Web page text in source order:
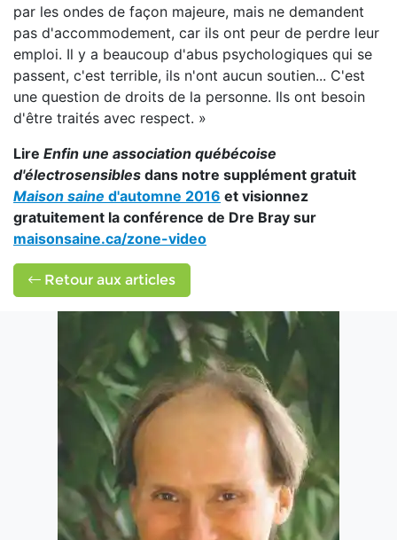
par les ondes de façon majeure, mais ne demandent
pas d'accommodement, car ils ont peur de perdre leur
emploi. Il y a beaucoup d'abus psychologiques qui se
passent, c'est terrible, ils n'ont aucun soutien... C'est
une question de droits de la personne. Ils ont besoin
d'être traités avec respect. »
Lire Enfin une association québécoise
d'électrosensibles dans notre supplément gratuit
Maison saine d'automne 2016 et visionnez
gratuitement la conférence de Dre Bray sur
maisonsaine.ca/zone-video
Retour aux articles